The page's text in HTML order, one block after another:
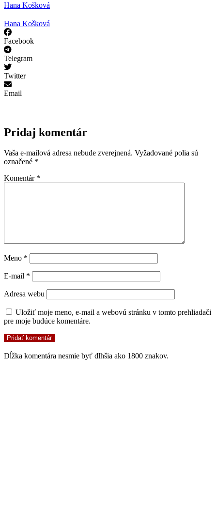
Hana Košková
Hana Košková
Facebook
Telegram
Twitter
Email
Pridaj komentár
Vaša e-mailová adresa nebude zverejnená. Vyžadované polia sú
označené *
Komentár *
Meno *
E-mail *
Adresa webu
Uložiť moje meno, e-mail a webovú stránku v tomto prehliadači
pre moje budúce komentáre.
Dĺžka komentára nesmie byť dlhšia ako 1800 znakov.